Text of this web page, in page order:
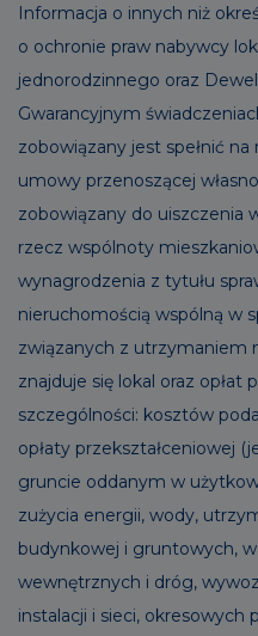
Informacja o innych niż
o ochronie praw nabywcy
jednorodzinnego oraz
Gwarancyjnym
zobowiązany jest spełnić
umowy przenoszącej
zobowiązany do uiszczenia
rzecz wspólnoty
wynagrodzenia z tytułu
nieruchomością wspólną w
związanych z utrzymaniem
znajduje się lokal oraz
szczególności: kosztów
opłaty przekształceniowej
gruncie oddanym w
zużycia energii, wody,
budynkowej i gruntowych,
wewnętrznych i dróg,
instalacji i sieci, okresowych